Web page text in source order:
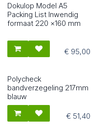
2518
Dokulop Model A5
Packing List Inwendig
formaat 220 x160 mm
€ 95,00
26181
Polycheck
bandverzegeling 217mm
blauw
€ 51,40